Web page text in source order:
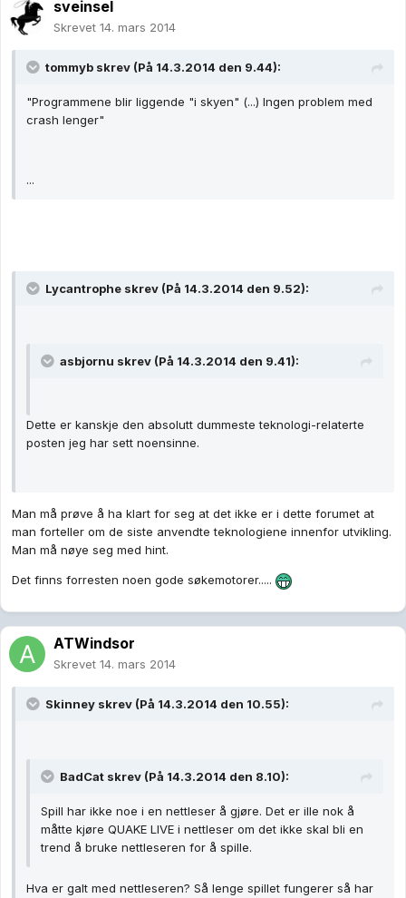
sveinsel
Skrevet 14. mars 2014
tommyb skrev (På 14.3.2014 den 9.44):
"Programmene blir liggende "i skyen" (...) Ingen problem med
crash lenger"
...
Lycantrophe skrev (På 14.3.2014 den 9.52):
asbjornu skrev (På 14.3.2014 den 9.41):
Dette er kanskje den absolutt dummeste teknologi-relaterte
posten jeg har sett noensinne.
Man må prøve å ha klart for seg at det ikke er i dette forumet at
man forteller om de siste anvendte teknologiene innenfor utvikling.
Man må nøye seg med hint.
Det finns forresten noen gode søkemotorer.....
ATWindsor
Skrevet 14. mars 2014
Skinney skrev (På 14.3.2014 den 10.55):
BadCat skrev (På 14.3.2014 den 8.10):
Spill har ikke noe i en nettleser å gjøre. Det er ille nok å
måtte kjøre QUAKE LIVE i nettleser om det ikke skal bli en
trend å bruke nettleseren for å spille.
Hva er galt med nettleseren? Så lenge spillet fungerer så har